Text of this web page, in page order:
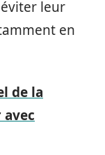
leur
en
de la